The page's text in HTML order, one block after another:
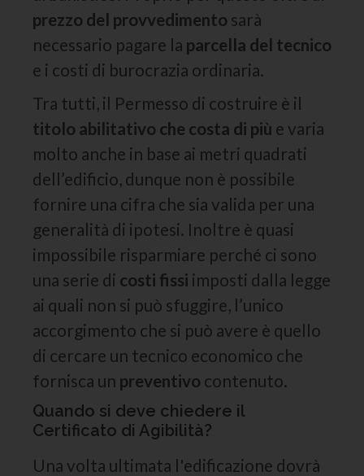
prezzo del provvedimento sarà
necessario pagare la parcella del tecnico
e i costi di burocrazia ordinaria.
Tra tutti, il Permesso di costruire è il
titolo abilitativo che costa di più e varia
molto anche in base ai metri quadrati
dell’edificio, dunque non è possibile
fornire una cifra che sia valida per una
generalità di ipotesi. Inoltre è quasi
impossibile risparmiare perché ci sono
una serie di costi fissi imposti dalla legge
ai quali non si può sfuggire, l’unico
accorgimento che si può avere è quello
di cercare un tecnico economico che
fornisca un preventivo contenuto.
Quando si deve chiedere il
Certificato di Agibilità?
Una volta ultimata l'edificazione dovrà